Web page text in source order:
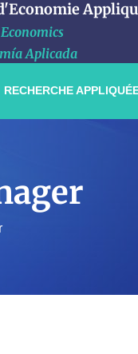
Aplicada
RECHERCHE